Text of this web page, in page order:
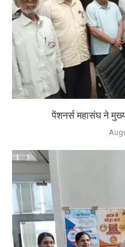
पेंशनर्स महासंघ ने